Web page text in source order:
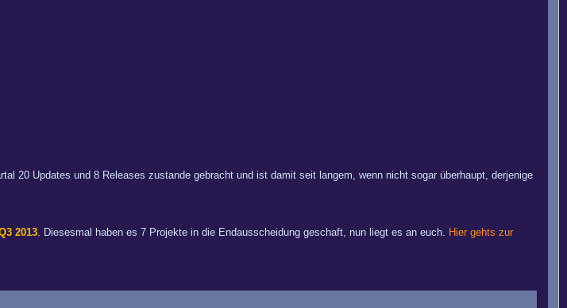
20 Updates und 8 Releases zustande gebracht und ist damit seit langem, wenn nicht sogar überhaupt, derjenige
2013. Diesesmal haben es 7 Projekte in die Endausscheidung geschaft, nun liegt es an euch. Hier gehts zur